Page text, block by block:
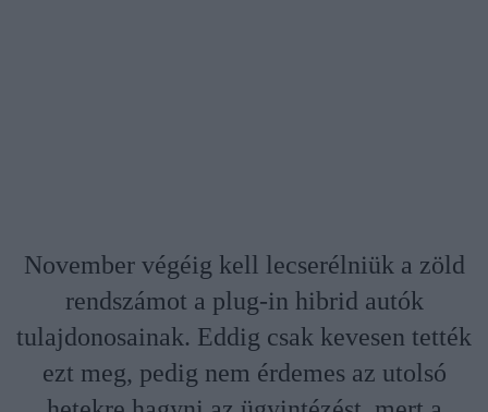
November végéig kell lecserélniük a zöld
rendszámot a plug-in hibrid autók
tulajdonosainak. Eddig csak kevesen tették
ezt meg, pedig nem érdemes az utolsó